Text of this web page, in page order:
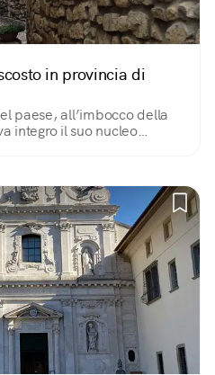
in provincia di
paese, all’imbocco della
integro il suo nucleo